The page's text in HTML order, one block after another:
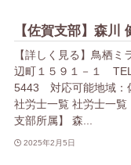
【佐賀支部】森
【詳しく見る】鳥栖
辺町１５９１－１
5443 対応可能地域：
社労士一覧 社労士一
支部所属】 森...
2025年2月5日